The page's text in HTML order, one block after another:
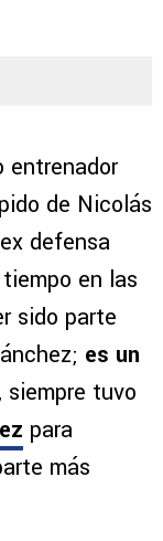
entrenador
de Nicolás
defensa
en las
sido parte
es un
tuvo
para
más